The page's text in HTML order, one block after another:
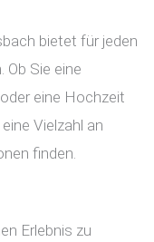
bietet für jeden
Ob Sie eine
eine Hochzeit
Vielzahl an
finden.
Erlebnis zu